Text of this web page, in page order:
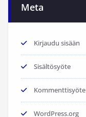
Meta
Kirjaudu sisään
Sisältösyöte
Kommenttisyöte
WordPress.org